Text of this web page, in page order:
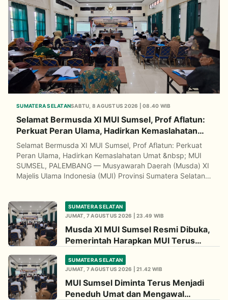
SUMATERA SELATANSABTU, 8 AGUSTUS 2026 | 08.40 WIB
Selamat Bermusda XI MUI Sumsel, Prof Aflatun:
Perkuat Peran Ulama, Hadirkan Kemaslahatan
Umat
Selamat Bermusda XI MUI Sumsel, Prof Aflatun: Perkuat
Peran Ulama, Hadirkan Kemaslahatan Umat &nbsp; MUI
SUMSEL, PALEMBANG — Musyawarah Daerah (Musda) XI
Majelis Ulama Indonesia (MUI) Provinsi Sumatera Selatan
kehidupan umat yang semakin kompleks. Digelar di
Asrama Haji Palembang pada 7–9 Agustus 2026, Musda
&hellip;
SUMATERA SELATAN
JUMAT, 7 AGUSTUS 2026 | 23.49 WIB
Musda XI MUI Sumsel Resmi Dibuka,
Pemerintah Harapkan MUI Terus
SUMATERA SELATAN
JUMAT, 7 AGUSTUS 2026 | 21.42 WIB
MUI Sumsel Diminta Terus Menjadi
Peneduh Umat dan Mengawal